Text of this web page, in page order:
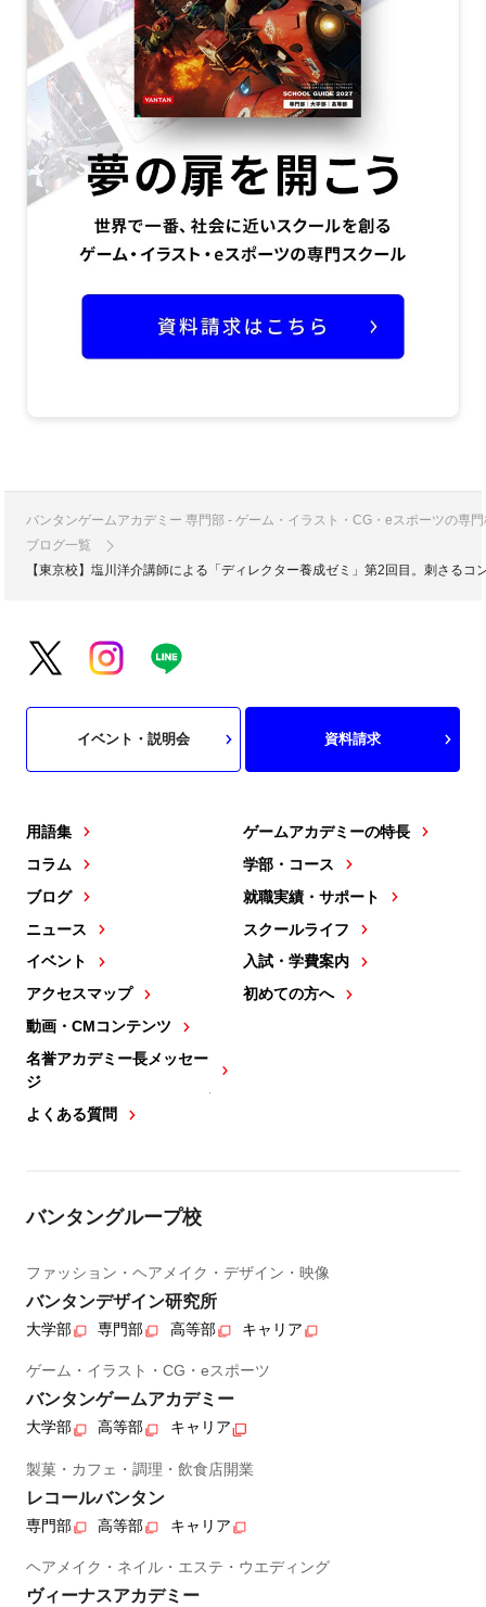
バンタンゲームアカデミー 専門部 - ゲーム・イラスト・CG・eスポーツの専
ブログ一覧
【東京校】塩川洋介講師による「ディレクター養成ゼミ」第2回目。刺さる
用語集
コラム
ブログ
ニュース
イベント
アクセスマップ
動画・CMコンテンツ
名誉アカデミー長メッセー
ジ
よくある質問
ゲームアカデミーの特長
学部・コース
就職実績・サポート
スクールライフ
入試・学費案内
初めての方へ
イベント・説明会 資料請求
バンタングループ校
ファッション・ヘアメイク・デザイン・映像
バンタンデザイン研究所
大学部 専門部 高等部 キャリア
ゲーム・イラスト・CG・eスポーツ
バンタンゲームアカデミー
大学部 高等部 キャリア
製菓・カフェ・調理・飲食店開業
レコールバンタン
専門部 高等部 キャリア
ヘアメイク・ネイル・エステ・ウエディング
ヴィーナスアカデミー